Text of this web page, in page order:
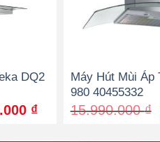
DQ2
₫Current
Máy Hút Mùi Áp
980 40455332
15.990.000₫